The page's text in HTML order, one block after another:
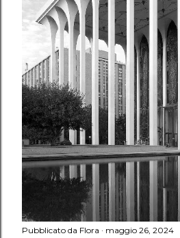
Pubblicato da Flora maggio 26, 2024